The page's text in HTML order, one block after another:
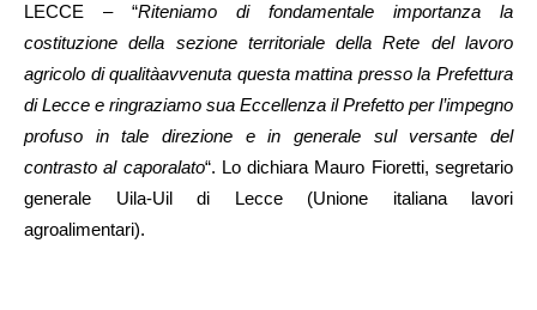
LECCE – “Riteniamo di fondamentale importanza la
costituzione della sezione territoriale della Rete del lavoro
agricolo di qualitàavvenuta questa mattina presso la Prefettura
di Lecce e ringraziamo sua Eccellenza il Prefetto per l’impegno
profuso in tale direzione e in generale sul versante del
contrasto al caporalato“. Lo dichiara Mauro Fioretti, segretario
generale Uila-Uil di Lecce (Unione italiana lavori
agroalimentari).